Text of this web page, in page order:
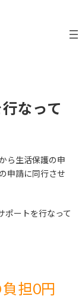
なって
ら生活保護の申
申請に同行させ
ポートを行なって
担0円